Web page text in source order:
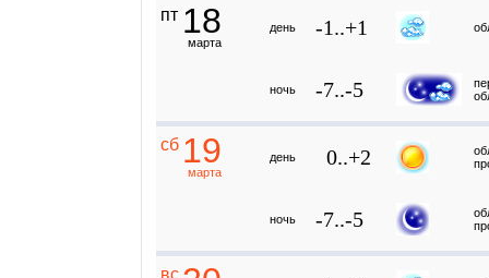
пт 18
марта
день -1..+1
ночь -7..-5
сб 19
марта
день 0..+2
ночь -7..-5
вс